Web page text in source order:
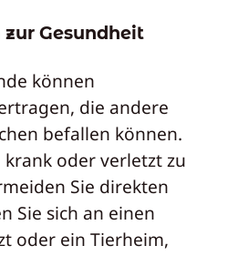
Gesundheit
können
die andere
befallen können.
oder verletzt zu
Sie direkten
Sie sich an einen
oder ein Tierheim,